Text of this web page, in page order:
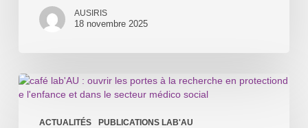
AUSIRIS
18 novembre 2025
ACTUALITÉS PUBLICATIONS LAB'AU
Ouvrir
les